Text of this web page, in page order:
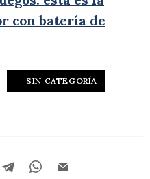
con batería de
SIN CATEGORÍA